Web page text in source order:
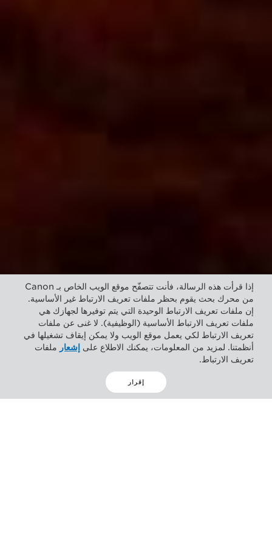
إذا قرأت هذه الرسالة، فأنت تتصفّح موقع الويب الخاص بـ Canon
من محرك بحث يقوم بحظر ملفات تعريف الارتباط غير الأساسية.
إن ملفات تعريف الارتباط الوحيدة التي يتم توفيرها لجهازك هي
ملفات تعريف الارتباط الأساسية (الوظيفية). لا غنى عن ملفات
تعريف الارتباط لكي يعمل موقع الويب ولا يمكن إيقاف تشغيلها في
أنظمتنا. لمزيد من المعلومات، يمكنك الاطلاع على إشعار ملفات
تعريف الارتباط.
إقرار